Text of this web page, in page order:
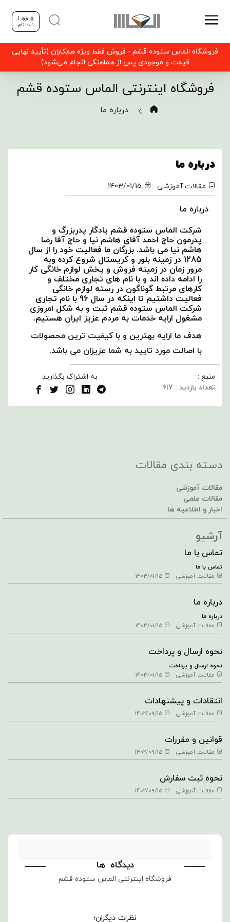
ورود |
ثبت نام
فروشگاه الماس ستوده قشم - فروش فقط ویژه همکاران (تأیید نهایی
قیمت و موجودی پس از هماهنگی انجام می‌شود)
فروشگاه اینترنتی الماس ستوده قشم
درباره ما
درباره ما
1403/01/15 مقالات آموزشی
درباره ما
شرکت الماس ستوده قشم یادگار پدربزرگ و
پدرمون حاج احمد آقای هاشم نیا و حاج آقا رضا
هاشم نیا می باشد. بزرگان ما فعالیت خود را از سال
1285 در زمینه بلور و کریستال شروع کرده وبه
مرور زمان در زمینه فروش و پخش لوازم خانگی کار
را ادامه داده اند و با نام های تجاری مختلف و
کارهای مرتبط گوناگون در رسته لوازم خانگی
فعالیت داشتیم تا اینکه در سال 96 با نام تجاری
شرکت الماس ستوده قشم ثبت و به شکل امروزی
مشغول ارایه خدمات به مردم عزیز ایران هستیم.
هدف ما ارایه بهترین و با کیفیت ترین محصولات
با اصالت مورد تایید به شما عزیزان می باشد.
منبع :
تعداد بازدید : 617
به اشتراک بگذارید
دسته بندی مقالات
مقالات آموزشی
مقالات علمی
اخبار و اطلاعیه ها
آرشیو
تماس با ما
تماس با ما
1403/01/15
مقالات آموزشی
درباره ما
درباره ما
1403/01/15
مقالات آموزشی
نحوه ارسال و پرداخت
نحوه ارسال و پرداخت
1403/01/15
مقالات آموزشی
انتقادات و پیشنهادات
1402/09/15 مقالات آموزشی
قوانین و مقررات
1402/09/15 مقالات آموزشی
نحوه ثبت سفارش
1402/09/15 مقالات آموزشی
دیدگاهها
فروشگاه اینترنتی الماس ستوده قشم
نظرات دیگران؛